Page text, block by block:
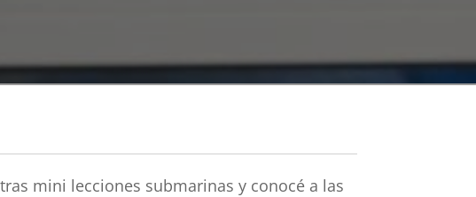
mini lecciones submarinas y conocé a las